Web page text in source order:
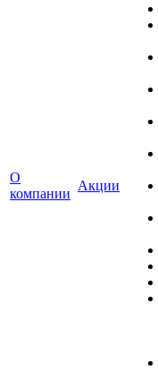
О
компании
Акции